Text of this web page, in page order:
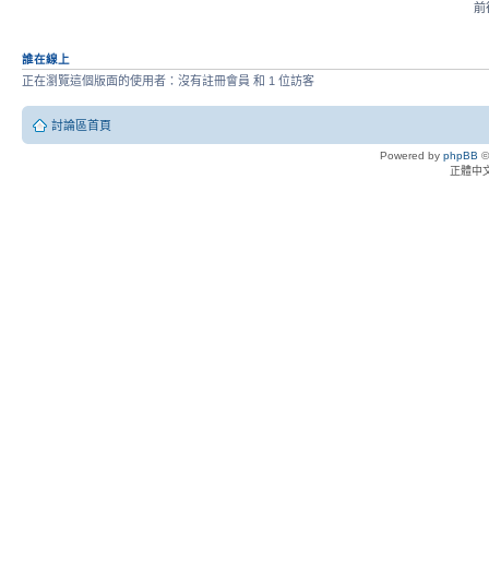
前
誰在線上
正在瀏覽這個版面的使用者：沒有註冊會員 和 1 位訪客
討論區首頁
Powered by phpBB
正體中